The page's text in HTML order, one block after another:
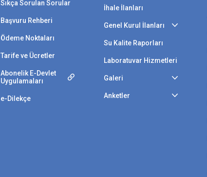
Sıkça Sorulan Sorular
Başvuru Rehberi
Ödeme Noktaları
Tarife ve Ücretler
Abonelik E-Devlet
Uygulamaları
e-Dilekçe
İhale İlanları
Genel Kurul İlanları
Su Kalite Raporları
Laboratuvar Hizmetleri
Galeri
Anketler